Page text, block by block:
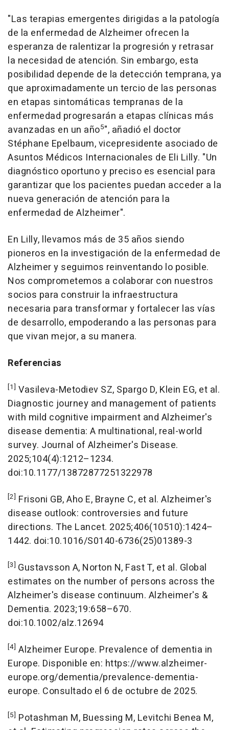
"Las terapias emergentes dirigidas a la patología
de la enfermedad de Alzheimer ofrecen la
esperanza de ralentizar la progresión y retrasar
la necesidad de atención. Sin embargo, esta
posibilidad depende de la detección temprana, ya
que aproximadamente un tercio de las personas
en etapas sintomáticas tempranas de la
enfermedad progresarán a etapas clínicas más
avanzadas en un año5", añadió el doctor
Stéphane Epelbaum, vicepresidente asociado de
Asuntos Médicos Internacionales de Eli Lilly. "Un
diagnóstico oportuno y preciso es esencial para
garantizar que los pacientes puedan acceder a la
nueva generación de atención para la
enfermedad de Alzheimer".
En Lilly, llevamos más de 35 años siendo
pioneros en la investigación de la enfermedad de
Alzheimer y seguimos reinventando lo posible.
Nos comprometemos a colaborar con nuestros
socios para construir la infraestructura
necesaria para transformar y fortalecer las vías
de desarrollo, empoderando a las personas para
que vivan mejor, a su manera.
Referencias
[1] Vasileva-Metodiev SZ, Spargo D, Klein EG, et al.
Diagnostic journey and management of patients
with mild cognitive impairment and Alzheimer's
disease dementia: A multinational, real-world
survey. Journal of Alzheimer's Disease.
2025;104(4):1212–1234.
doi:10.1177/13872877251322978
[2] Frisoni GB, Aho E, Brayne C, et al. Alzheimer's
disease outlook: controversies and future
directions. The Lancet. 2025;406(10510):1424–
1442. doi:10.1016/S0140-6736(25)01389-3
[3] Gustavsson A, Norton N, Fast T, et al. Global
estimates on the number of persons across the
Alzheimer's disease continuum. Alzheimer's &
Dementia. 2023;19:658–670.
doi:10.1002/alz.12694
[4] Alzheimer Europe. Prevalence of dementia in
Europe. Disponible en: https://www.alzheimer-
europe.org/dementia/prevalence-dementia-
europe. Consultado el 6 de octubre de 2025.
[5] Potashman M, Buessing M, Levitchi Benea M,